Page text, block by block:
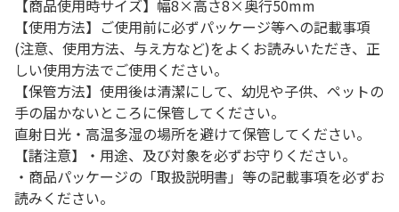
【商品使用時サイズ】幅8×高さ8×奥行50mm
【使用方法】ご使用前に必ずパッケージ等への記載事項
(注意、使用方法、与え方など)をよくお読みいただき、正
しい使用方法でご使用ください。
【保管方法】使用後は清潔にして、幼児や子供、ペットの
手の届かないところに保管してください。
直射日光・高温多湿の場所を避けて保管してください。
【諸注意】・用途、及び対象を必ずお守りください。
・商品パッケージの「取扱説明書」等の記載事項を必ずお
読みください。